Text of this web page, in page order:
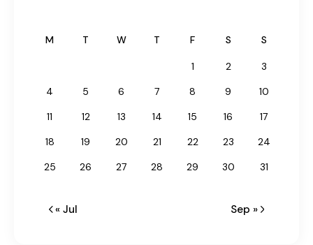
M T W T F S S
1 2
3
4
5 6 7 8 9
10
11
12 13 14 15 16
17
18
19 20 21 22 23
24
25
26 27 28 29 30 31
« Jul Sep »